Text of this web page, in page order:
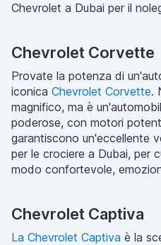
Chevrolet a Dubai per il
Chevrolet Corvette
Provate la potenza di
iconica Chevrolet Corvette.
magnifico, ma è
poderose, con motori
garantiscono un'eccellente
per le crociere a Dubai, per
modo confortevole,
Chevrolet Captiva
La Chevrolet Captiva è la